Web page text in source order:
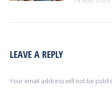
LEAVE A REPLY
Your email address will not be